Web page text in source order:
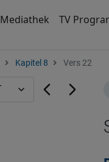
Mediathek TV
Kapitel 8 Vers 22